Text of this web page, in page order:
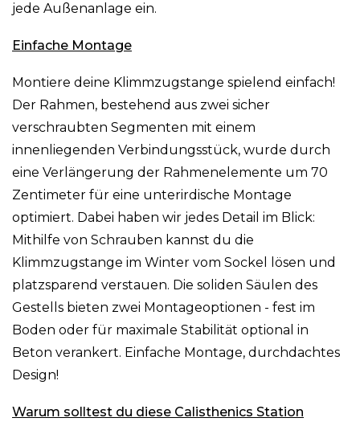
jede Außenanlage ein.
Einfache Montage
Montiere deine Klimmzugstange spielend einfach!
Der Rahmen, bestehend aus zwei sicher
verschraubten Segmenten mit einem
innenliegenden Verbindungsstück, wurde durch
eine Verlängerung der Rahmenelemente um 70
Zentimeter für eine unterirdische Montage
optimiert. Dabei haben wir jedes Detail im Blick:
Mithilfe von Schrauben kannst du die
Klimmzugstange im Winter vom Sockel lösen und
platzsparend verstauen. Die soliden Säulen des
Gestells bieten zwei Montageoptionen - fest im
Boden oder für maximale Stabilität optional in
Beton verankert. Einfache Montage, durchdachtes
Design!
Warum solltest du diese Calisthenics Station